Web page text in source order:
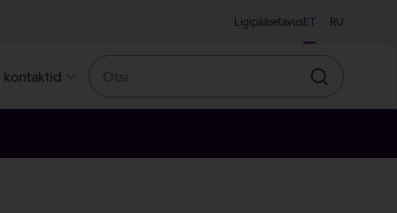
LigipääsetavusET RU
kontaktid
Otsin